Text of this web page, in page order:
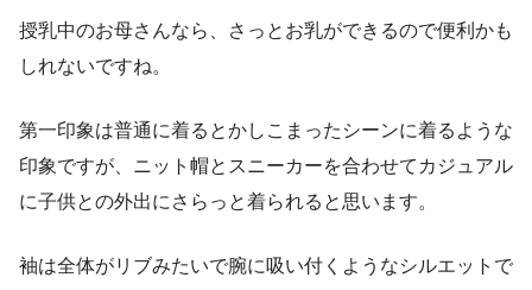
授乳中のお母さんなら、さっとお乳ができるので便利かも
しれないですね。
第一印象は普通に着るとかしこまったシーンに着るような
印象ですが、ニット帽とスニーカーを合わせてカジュアル
に子供との外出にさらっと着られると思います。
袖は全体がリブみたいで腕に吸い付くようなシルエットで